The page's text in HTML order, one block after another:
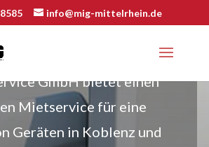
info@mig-mittelrhein.de
GmbH bietet einen
Mietservice für eine
Geräten in Koblenz und